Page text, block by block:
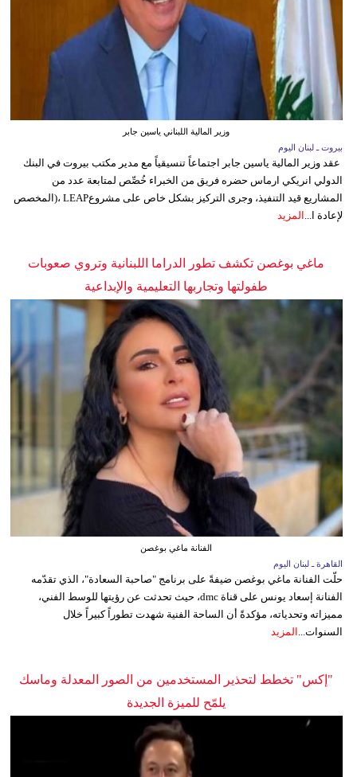
وزير المالية اللبناني ياسين جابر
بيروت ـ لبنان اليوم
عقد وزير المالية ياسين جابر اجتماعاً تنسيقياً مع مدير مكتب بيروت في البنك
الدولي انريكي ارماس حضره فريق من الخبراء خُصِّص لمتابعة عدد من
المشاريع قيد التنفيذ، وجرى التركيز بشكل خاص على مشروعLEAP ،(المخصص
لإعادة ا... المزيد
ماغي بوغصن تكشف تطور الدراما اللبنانية وتروي صعوبات
طفولتها وتجاربها التعليمية والإبداعية
الفنانة ماغي بوغصن
القاهرة ـ لبنان اليوم
حلّت الفنانة ماغي بوغصن ضيفةً على برنامج "صاحبة السعادة"، الذي تقدّمه
الفنانة إسعاد يونس على قناة dmc، حيث تحدثت عن رؤيتها للوسط الفني،
مميزاته وتحدياته، مؤكدةً أن الساحة الفنية شهدت تطوراً كبيراً خلال
السنوات...
المزيد
"إكس" تخطط لتحذير المستخدمين من الصور المعدلة وماسك
يلمّح للميزة الجديدة